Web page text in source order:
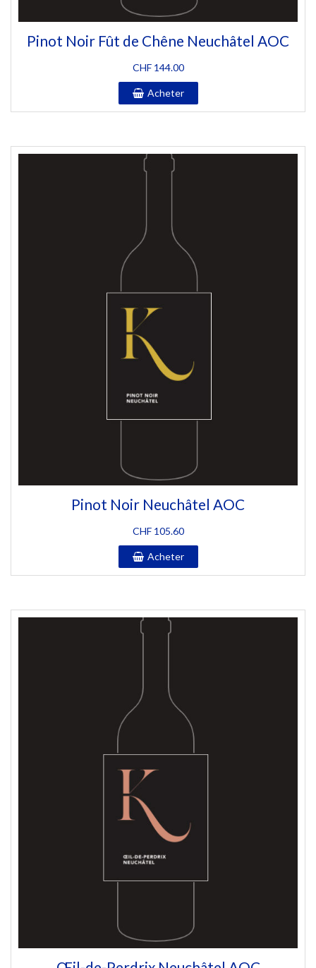
Pinot Noir Fût de Chêne Neuchâtel AOC
CHF144.00
Acheter
Pinot Noir Neuchâtel AOC
CHF105.60
Acheter